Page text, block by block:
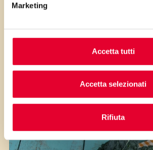
Marketing
Accetta tutti
Accetta selezionati
Rifiuta
Ingredienti